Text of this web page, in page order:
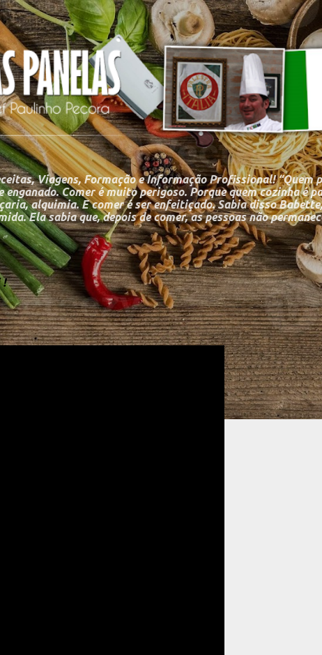
Pular para o conteúdo principal
Viagens, Formação e Informação Profissional! “Quem
Comer é muito perigoso. Porque quem cozinha é
alquimia. E comer é ser enfeitiçado. Sabia disso
Ela sabia que, depois de comer, as pessoas não
!